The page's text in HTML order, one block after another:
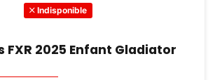
Indisponible
FXR 2025 Enfant Gladiator